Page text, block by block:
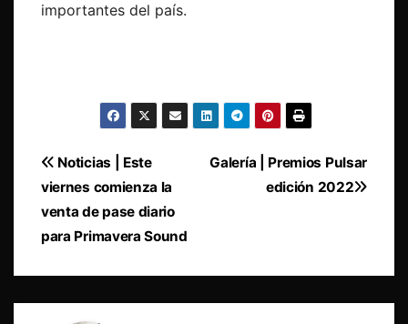
importantes del país.
Navegación
de
entradas
Galería | Premios Pulsar
edición 2022
Noticias | Este
viernes comienza la
venta de pase diario
para Primavera Sound